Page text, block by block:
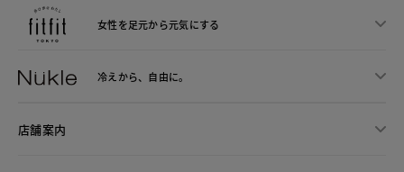
女性を足元から元気にする
冷えから、 自由に。
店舗案内